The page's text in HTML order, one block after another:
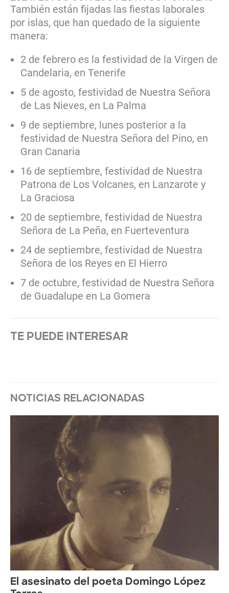
También están fijadas las fiestas laborales
por islas, que han quedado de la siguiente
manera:
2 de febrero es la festividad de la Virgen de
Candelaria, en Tenerife
5 de agosto, festividad de Nuestra Señora
de Las Nieves, en La Palma
9 de septiembre, lunes posterior a la
festividad de Nuestra Señora del Pino, en
Gran Canaria
16 de septiembre, festividad de Nuestra
Patrona de Los Volcanes, en Lanzarote y
La Graciosa
20 de septiembre, festividad de Nuestra
Señora de La Peña, en Fuerteventura
24 de septiembre, festividad de Nuestra
Señora de los Reyes en El Hierro
7 de octubre, festividad de Nuestra Señora
de Guadalupe en La Gomera
TE PUEDE INTERESAR
NOTICIAS RELACIONADAS
El asesinato del poeta Domingo López